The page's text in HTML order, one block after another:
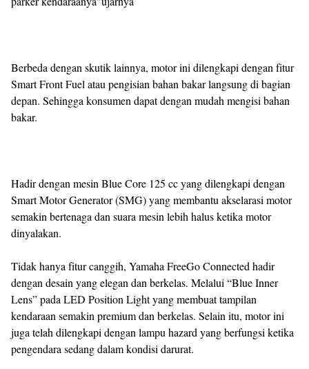
Berbeda dengan skutik lainnya, motor ini dilengkapi dengan fitur
Smart Front Fuel atau pengisian bahan bakar langsung di bagian
depan. Sehingga konsumen dapat dengan mudah mengisi bahan
bakar.
Hadir dengan mesin Blue Core 125 cc yang dilengkapi dengan
Smart Motor Generator (SMG) yang membantu akselarasi motor
semakin bertenaga dan suara mesin lebih halus ketika motor
dinyalakan.
Tidak hanya fitur canggih, Yamaha FreeGo Connected hadir
dengan desain yang elegan dan berkelas. Melalui “Blue Inner
Lens” pada LED Position Light yang membuat tampilan
kendaraan semakin premium dan berkelas. Selain itu, motor ini
juga telah dilengkapi dengan lampu hazard yang berfungsi ketika
pengendara sedang dalam kondisi darurat.